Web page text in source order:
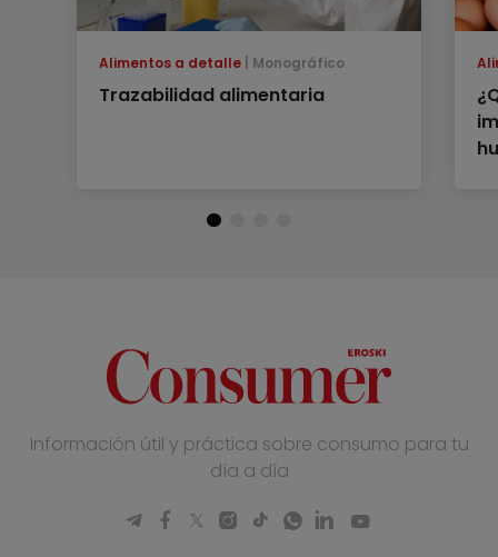
Alimentos a detalle Monográfico
Trazabilidad alimentaria
Información útil y práctica sobre consumo para tu
día a día